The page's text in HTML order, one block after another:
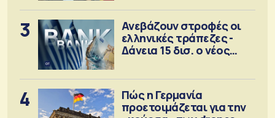
3
Ανεβάζουν στροφές οι
ελληνικές τράπεζες -
Δάνεια 15 δισ. ο νέος
4
Πώς η Γερμανία
προετοιμάζεται για την